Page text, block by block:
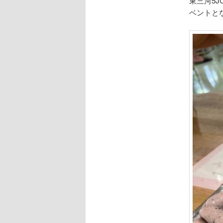
ベントと